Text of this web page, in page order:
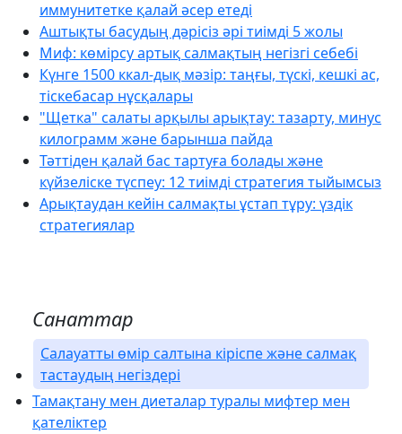
иммунитетке қалай әсер етеді
Аштықты басудың дәрісіз әрі тиімді 5 жолы
Миф: көмірсу артық салмақтың негізгі себебі
Күнге 1500 ккал-дық мәзір: таңғы, түскі, кешкі ас,
тіскебасар нұсқалары
"Щетка" салаты арқылы арықтау: тазарту, минус
килограмм және барынша пайда
Тәттіден қалай бас тартуға болады және
күйзеліске түспеу: 12 тиімді стратегия тыйымсыз
Арықтаудан кейін салмақты ұстап тұру: үздік
стратегиялар
Санаттар
Салауатты өмір салтына кіріспе және салмақ
тастаудың негіздері
Тамақтану мен диеталар туралы мифтер мен
қателіктер